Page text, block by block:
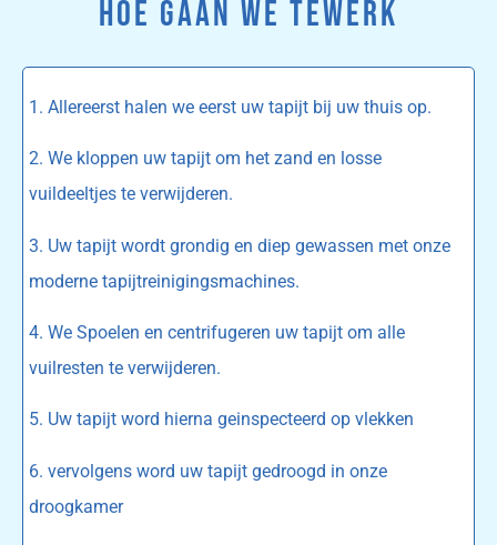
HOE GAAN WE TEWERK
1. Allereerst halen we eerst uw tapijt bij uw thuis op.
2. We kloppen uw tapijt om het zand en losse
vuildeeltjes te verwijderen.
3. Uw tapijt wordt grondig en diep gewassen met onze
moderne tapijtreinigingsmachines.
4. We Spoelen en centrifugeren uw tapijt om alle
vuilresten te verwijderen.
5. Uw tapijt word hierna geinspecteerd op vlekken
6. vervolgens word uw tapijt gedroogd in onze
droogkamer